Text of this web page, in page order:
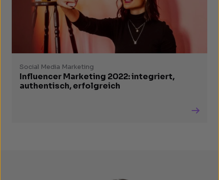
Social Media Marketing
Influencer Marketing 2022: integriert,
authentisch, erfolgreich